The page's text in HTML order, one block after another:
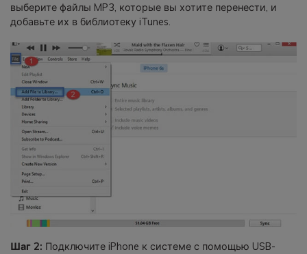
выберите файлы MP3, которые вы хотите перенести, и
добавьте их в библиотеку iTunes.
Шаг 2: Подключите iPhone к системе с помощью USB-